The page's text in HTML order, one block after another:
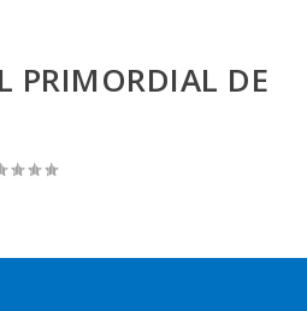
PRIMORDIAL DE